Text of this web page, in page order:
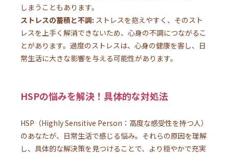
しまうこともあります。
ストレスの蓄積と不調: ストレスを抱えやすく、そのスト
レスを上手く解消できないため、心身の不調につながるこ
とがあります。過度のストレスは、心身の健康を害し、日
常生活に大きな影響を与える可能性があります。
HSPの悩みを解決！具体的な対処法
HSP（Highly Sensitive Person：高度な感受性を持つ人）
のあなたが、日常生活で感じる悩み。それらの原因を理解
し、具体的な解決策を見つけることで、より穏やかで充実